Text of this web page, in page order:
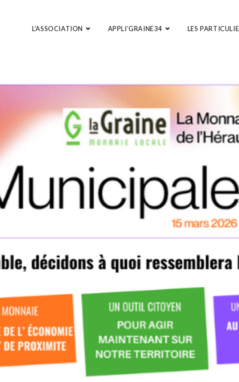
L’ASSOCIATION APPLI’GRAINE34 LES